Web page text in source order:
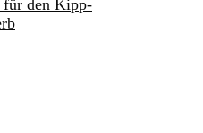
für den Kipp-